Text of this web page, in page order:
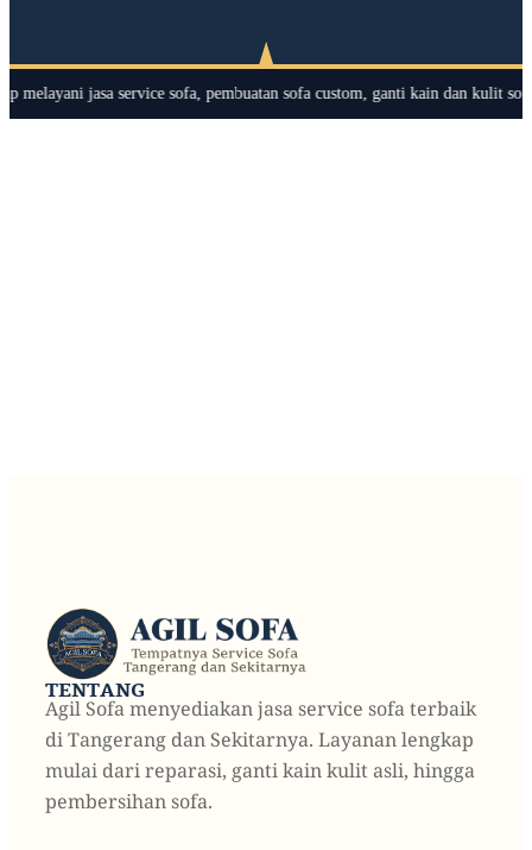
jasa service sofa, pembuatan sofa custom, ganti kain dan kulit sofa,
TENTANG
Agil Sofa menyediakan jasa service sofa terbaik
di Tangerang dan Sekitarnya. Layanan lengkap
mulai dari reparasi, ganti kain kulit asli, hingga
pembersihan sofa.